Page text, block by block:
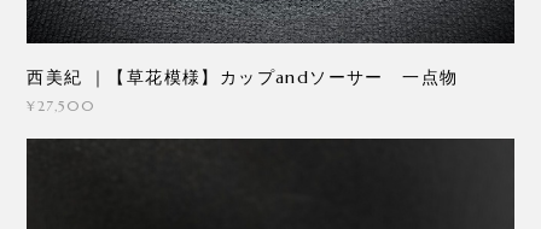
西美紀 ｜【草花模様】カップandソーサー 一点物
¥27,500